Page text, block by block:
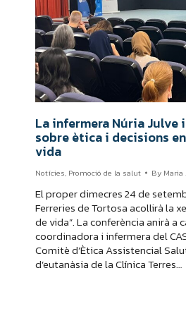
La infermera Núria Julve
sobre ètica i decisions
vida
Notícies, Promoció de la salut By Maria
El proper dimecres 24 de
Ferreries de Tortosa acollirà la
de vida”. La conferència anirà a
coordinadora i infermera del
Comitè d’Ètica Assistencial
d’eutanàsia de la Clínica Terres…